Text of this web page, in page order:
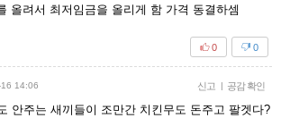
올려서 최저임금을 올리게 함 가격 동결하셈
0
0
14:06 신고 | 공감 확인
안주는 새끼들이 조만간 치킨무도 돈주고 팔겟다?